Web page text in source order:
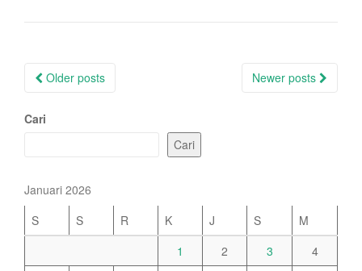
Posts
Older posts Newer posts
Cari
Cari
Januari 2026
S
S R K J S
M
1
2 3
4